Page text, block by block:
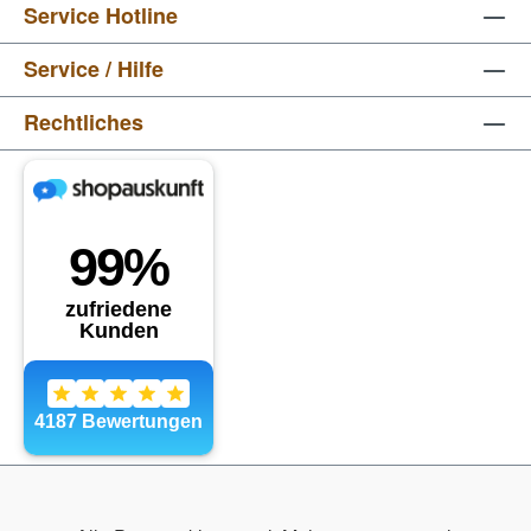
Service Hotline
Service / Hilfe
Rechtliches